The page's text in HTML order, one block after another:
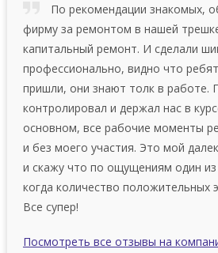
По рекомендации знакомых,
фирму за ремонтом в нашей
капитальный ремонт. И сделали
профессионально, видно что
пришли, они знают толк в работе.
контролировал и держал нас в
основном, все рабочие моменты
и без моего участия. Это мой
и скажу что по ощущениям один из
когда количество положительных
Все супер!
Посмотреть все отзывы на